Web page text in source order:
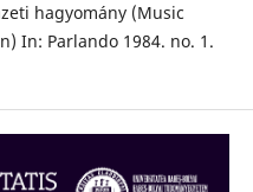
hagyomány (Music
In: Parlando 1984. no. 1.